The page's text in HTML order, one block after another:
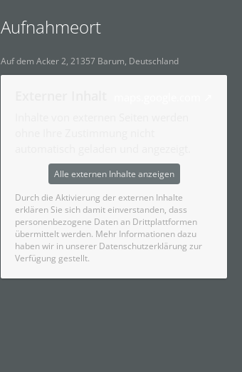
Aufnahmeort
Auf dem Acker 2, 21357 Barum, Deutschland
Alle externen Inhalte anzeigen
Durch die Aktivierung der externen Inhalte
erklären Sie sich damit einverstanden, dass
personenbezogene Daten an Drittplattformen
übermittelt werden. Mehr Informationen dazu
haben wir in unserer Datenschutzerklärung zur
Verfügung gestellt.